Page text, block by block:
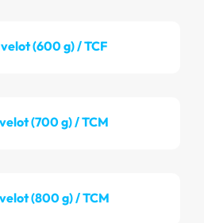
(600 g) / TCF
(700 g) / TCM
(800 g) / TCM